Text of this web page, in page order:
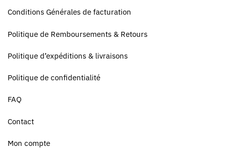
Conditions Générales de facturation
Politique de Remboursements & Retours
Politique d’expéditions & livraisons
Politique de confidentialité
FAQ
Contact
Mon compte